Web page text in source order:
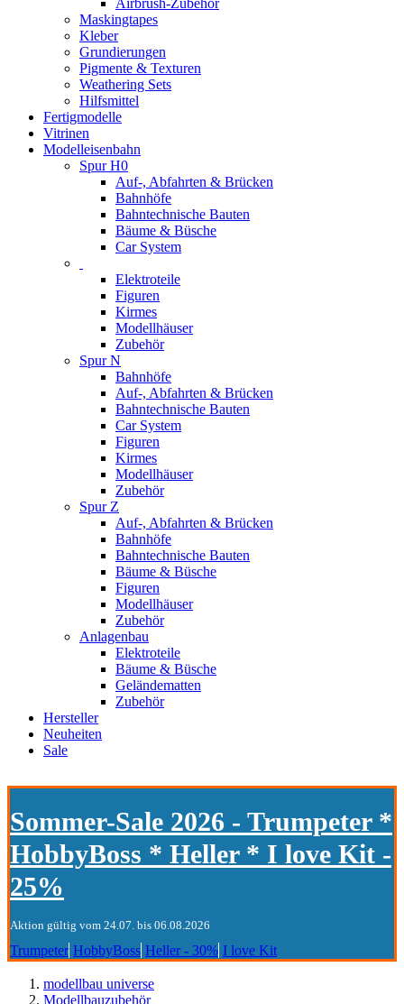
Airbrush-Zubehör
Maskingtapes
Kleber
Grundierungen
Pigmente & Texturen
Weathering Sets
Hilfsmittel
Fertigmodelle
Vitrinen
Modelleisenbahn
Spur H0
Auf-, Abfahrten & Brücken
Bahnhöfe
Bahntechnische Bauten
Bäume & Büsche
Car System
Elektroteile
Figuren
Kirmes
Modellhäuser
Zubehör
Spur N
Bahnhöfe
Auf-, Abfahrten & Brücken
Bahntechnische Bauten
Car System
Figuren
Kirmes
Modellhäuser
Zubehör
Spur Z
Auf-, Abfahrten & Brücken
Bahnhöfe
Bahntechnische Bauten
Bäume & Büsche
Figuren
Modellhäuser
Zubehör
Anlagenbau
Elektroteile
Bäume & Büsche
Geländematten
Zubehör
Hersteller
Neuheiten
Sale
Sommer-Sale 2026 - Trumpeter *
HobbyBoss * Heller * I love Kit -
25%
Aktion gültig vom 24.07. bis 06.08.2026
Trumpeter HobbyBoss Heller - 30% I love Kit
modellbau universe
Modellbauzubehör